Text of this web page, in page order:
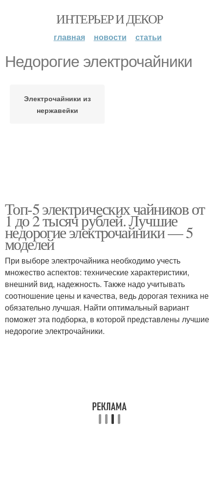
ИНТЕРЬЕР И ДЕКОР
главная новости статьи
Недорогие электрочайники
Электрочайники из
нержавейки
Топ-5 электрических чайников от
1 до 2 тысяч рублей. Лучшие
недорогие электрочайники — 5
моделей
При выборе электрочайника необходимо учесть
множество аспектов: технические характеристики,
внешний вид, надежность. Также надо учитывать
соотношение цены и качества, ведь дорогая техника не
обязательно лучшая. Найти оптимальный вариант
поможет эта подборка, в которой представлены лучшие
недорогие электрочайники.